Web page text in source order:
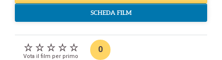
SCHEDA FILM
Vota il film per primo
0